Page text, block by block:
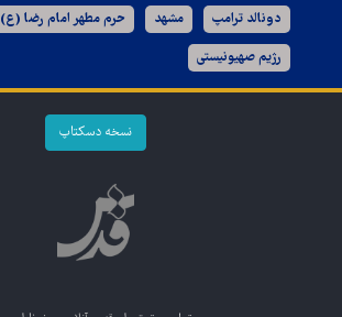
دونالد ترامپ مشهد حرم مطهر امام رضا (ع)
رژیم صهیونیستی
نسخه دسکتاپ